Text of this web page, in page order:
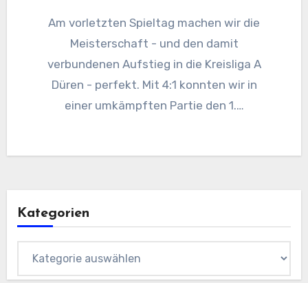
Am vorletzten Spieltag machen wir die
Meisterschaft - und den damit
verbundenen Aufstieg in die Kreisliga A
Düren - perfekt. Mit 4:1 konnten wir in
einer umkämpften Partie den 1.…
Kategorien